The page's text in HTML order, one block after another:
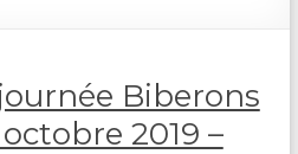
Biberons
2019 –